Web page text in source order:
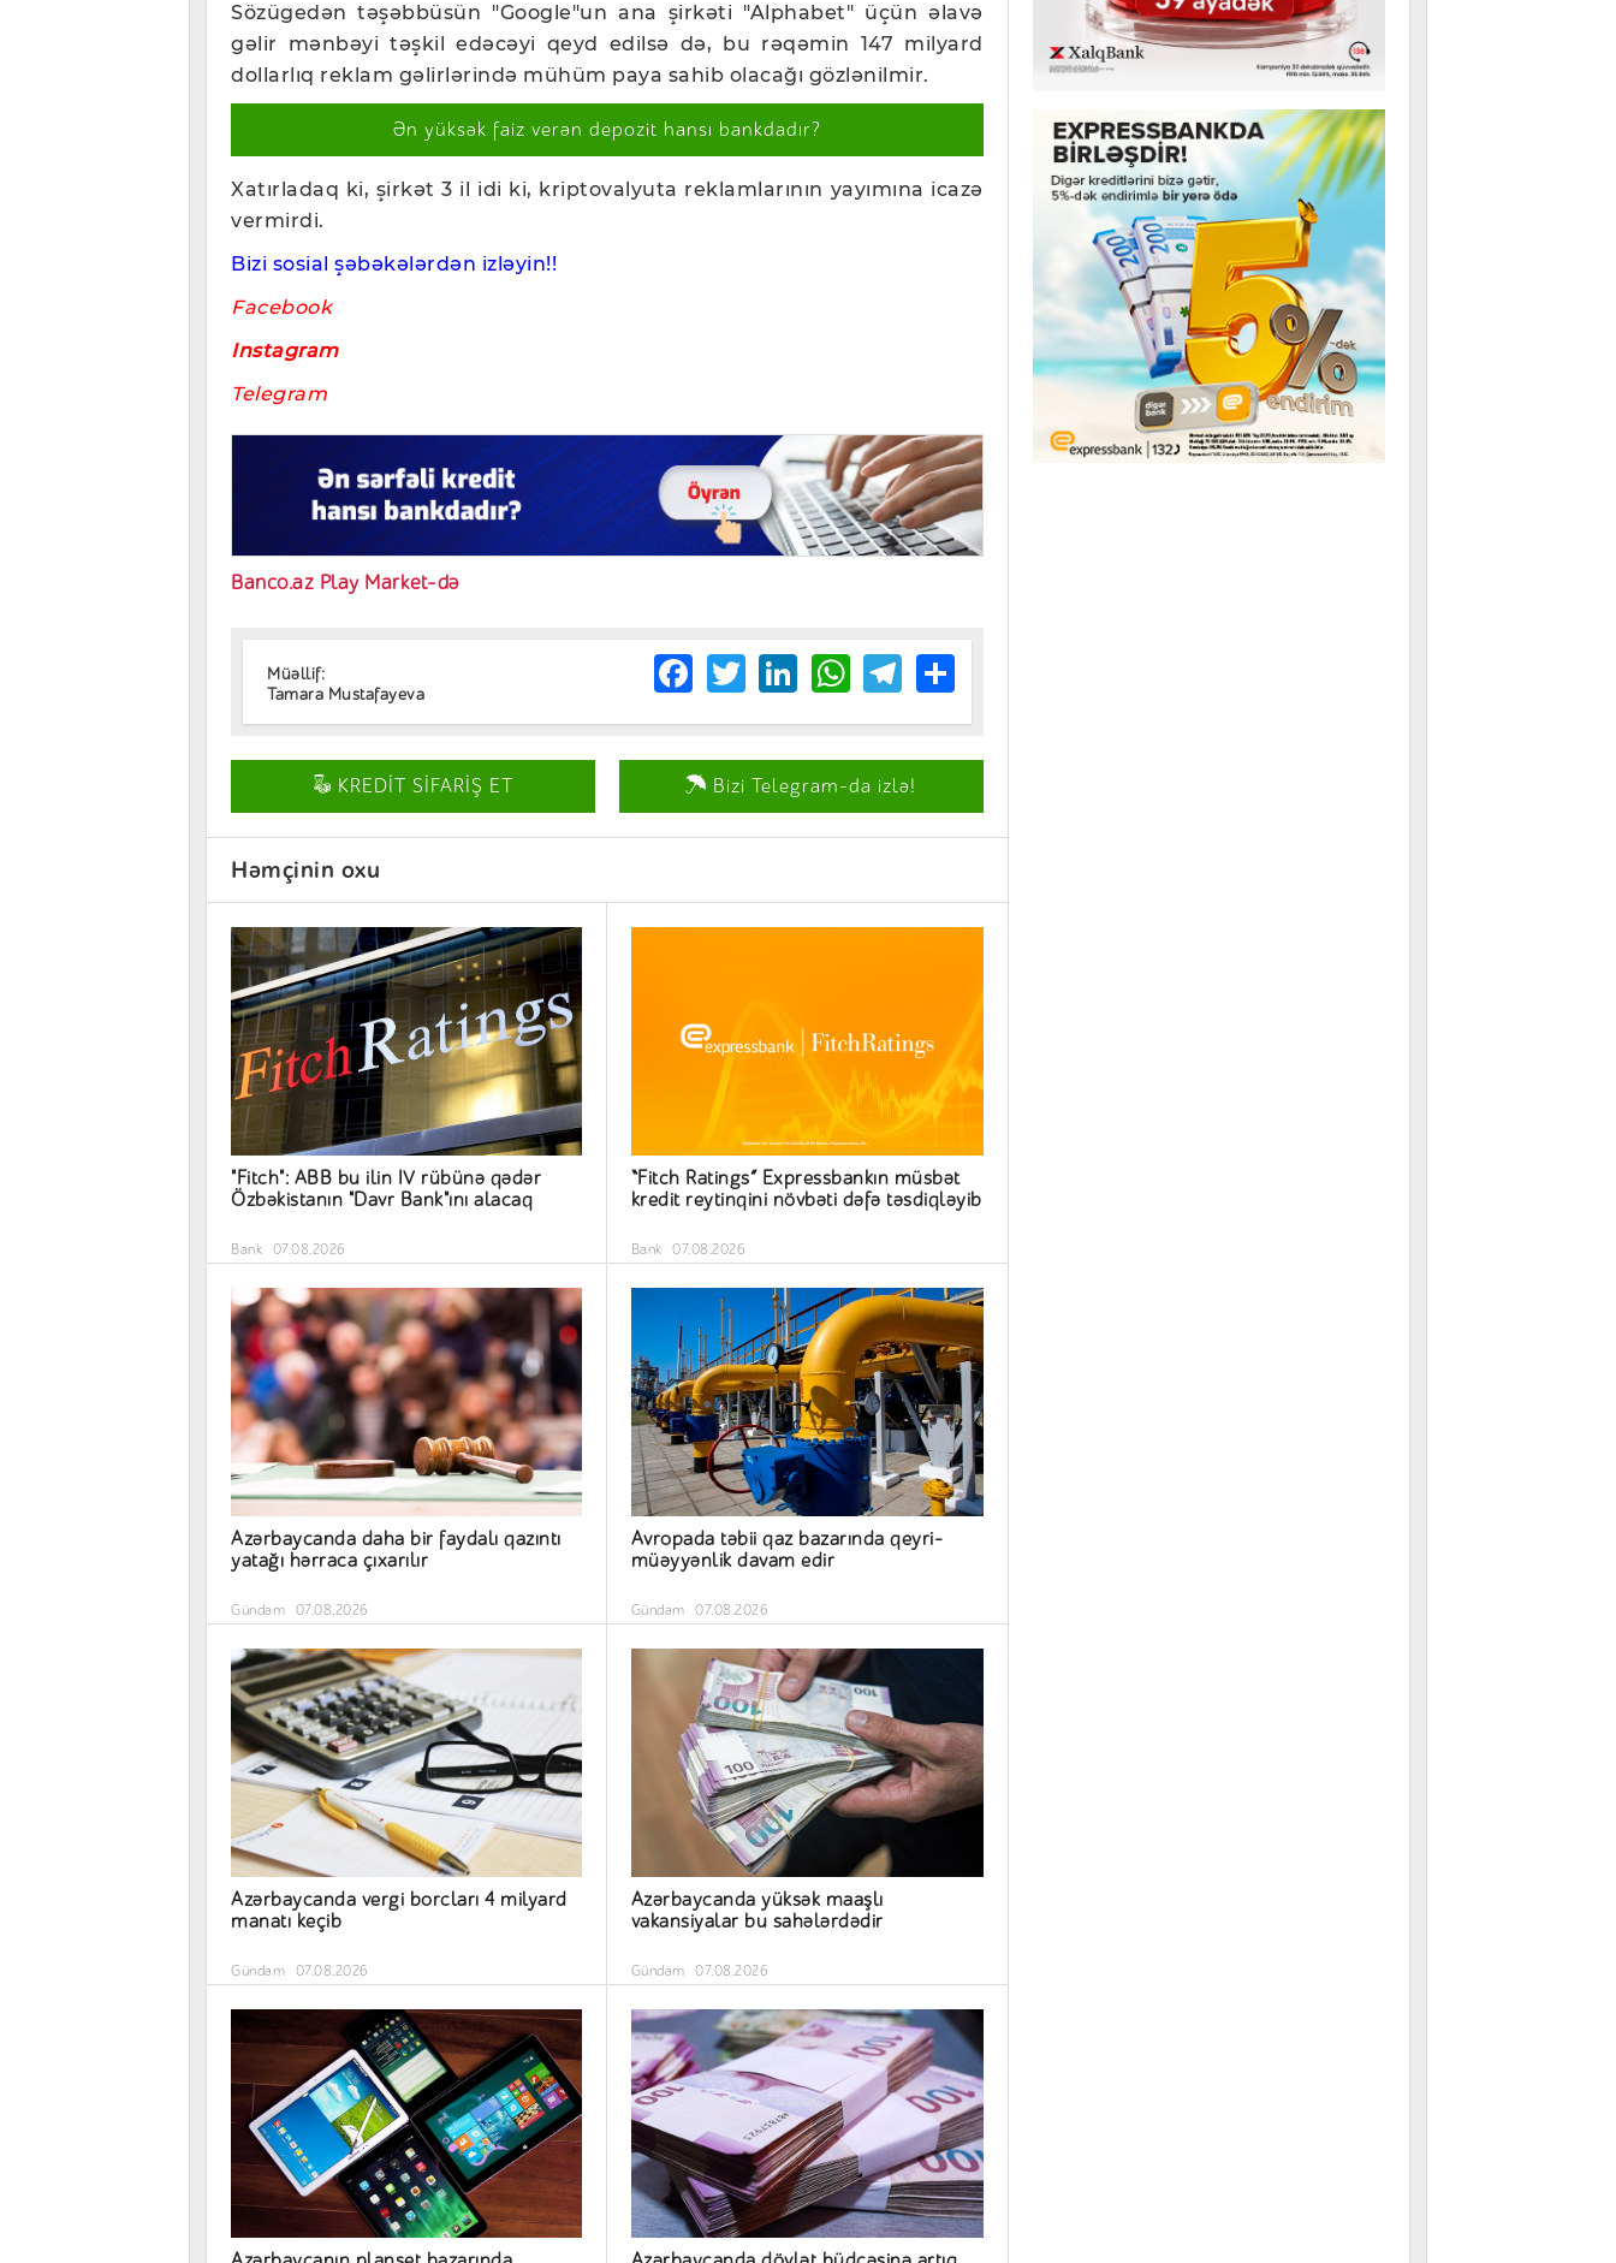
Sözügedən təşəbbüsün "Google"un ana şirkəti "Alphabet" üçün əlavə
gəlir mənbəyi təşkil edəcəyi qeyd edilsə də, bu rəqəmin 147 milyard
dollarlıq reklam gəlirlərində mühüm paya sahib olacağı gözlənilmir.
Ən yüksək faiz verən depozit hansı bankdadır?
Xatırladaq ki, şirkət 3 il idi ki, kriptovalyuta reklamlarının yayımına icazə
vermirdi.
Bizi sosial şəbəkələrdən izləyin!!
Facebook
Instagram
Telegram
Banco.az Play Market-də
Müəllif:
Tamara Mustafayeva
Facebook
TwitterLinkedIn
WhatsApp
Telegram
Share
KREDİT SİFARİŞ ET Bizi Telegram-da izlə!
Həmçinin oxu
"Fitch": ABB bu ilin IV rübünə qədər
Özbəkistanın "Davr Bank"ını alacaq
Bank 07.08.2026
“Fitch Ratings” Expressbankın müsbət
kredit reytinqini növbəti dəfə təsdiqləyib
Bank 07.08.2026
Azərbaycanda daha bir faydalı qazıntı
yatağı hərraca çıxarılır
Gündəm 07.08.2026
Avropada təbii qaz bazarında qeyri-
müəyyənlik davam edir
Gündəm 07.08.2026
Azərbaycanda vergi borcları 4 milyard
manatı keçib
Gündəm 07.08.2026
Azərbaycanda yüksək maaşlı
vakansiyalar bu sahələrdədir
Gündəm 07.08.2026